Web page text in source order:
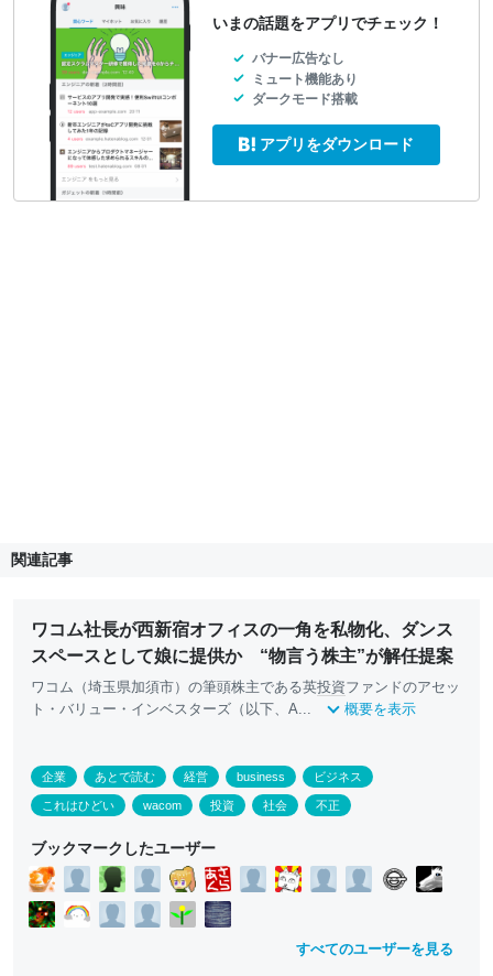
いまの話題をアプリでチェック！
バナー広告なし
ミュート機能あり
ダークモード搭載
アプリをダウンロード
関連記事
ワコム社長が西新宿オフィスの一角を私物化、ダンス
スペースとして娘に提供か “物言う株主”が解任提案
ワコム（埼玉県加須市）の筆頭株主である英投資ファンドのアセッ
ト・バリュー・インベスターズ（以下、A...
概要を表示
企業 あとで読む 経営 business ビジネス
これはひどい wacom 投資 社会 不正
ブックマークしたユーザー
すべてのユーザーを見る